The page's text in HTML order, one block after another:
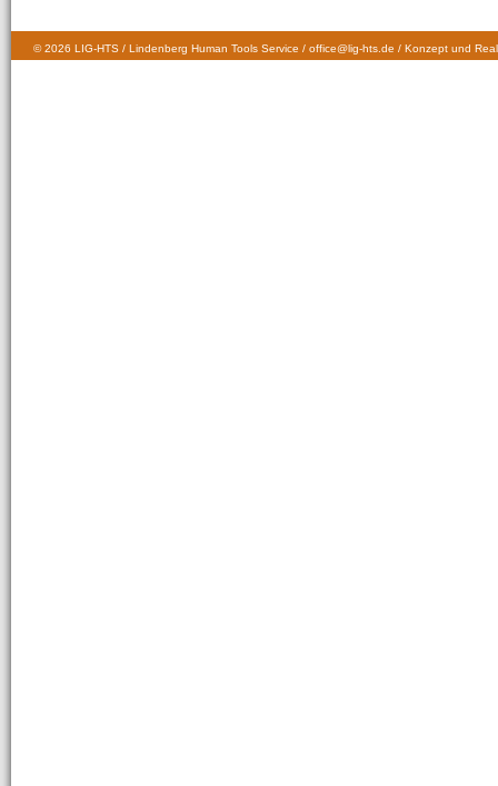
© 2026 LIG-HTS / Lindenberg Human Tools Service / office@lig-hts.de / Konzept und